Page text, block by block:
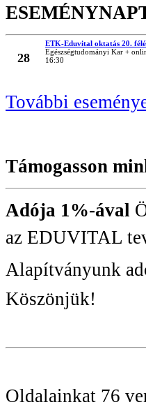
28
ETK-Eduvital oktatás 20.
Egészségtudományi Kar +
16:30
További
Támogasson
Adója 1%-ával
az EDUVITAL
Alapítványunk
Köszönjük!
Oldalainkat 76